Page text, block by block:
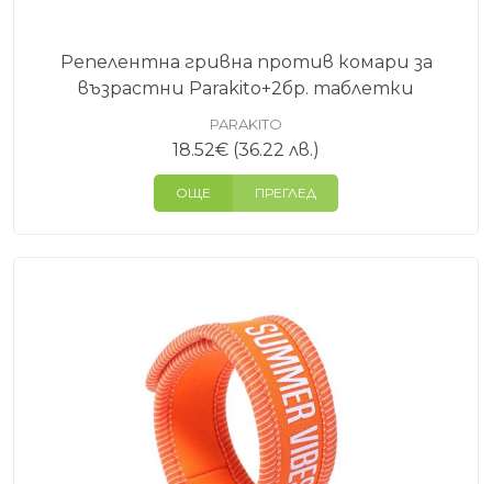
Репелентна гривна против комари за
възрастни Parakito+2бр. таблетки
PARAKITO
18.52€ (36.22 лв.)
ОЩЕ ПРЕГЛЕД